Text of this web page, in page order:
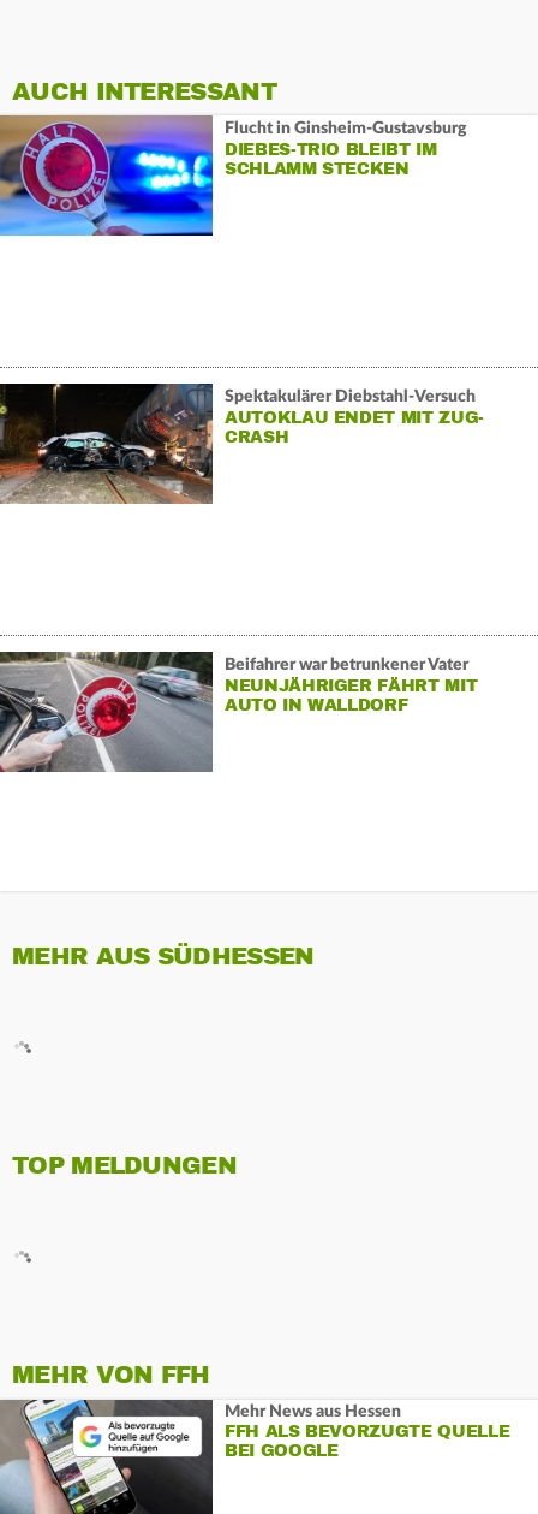
AUCH INTERESSANT
Flucht in Ginsheim-Gustavsburg
DIEBES-TRIO BLEIBT IM
SCHLAMM STECKEN
Spektakulärer Diebstahl-Versuch
AUTOKLAU ENDET MIT ZUG-
CRASH
Beifahrer war betrunkener Vater
NEUNJÄHRIGER FÄHRT MIT
AUTO IN WALLDORF
MEHR AUS SÜDHESSEN
TOP MELDUNGEN
MEHR VON FFH
Mehr News aus Hessen
FFH ALS BEVORZUGTE QUELLE
BEI GOOGLE